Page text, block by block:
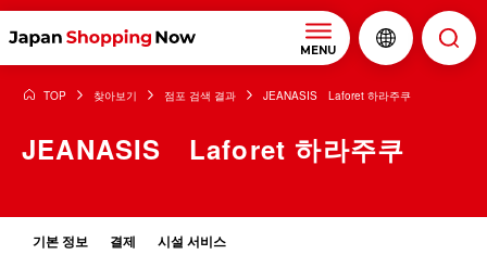
MENU
TOP 찾아보기 점포 검색 결과 JEANASIS Laforet 하라주쿠
JEANASIS Laforet 하라주쿠
기본 정보 결제 시설 서비스